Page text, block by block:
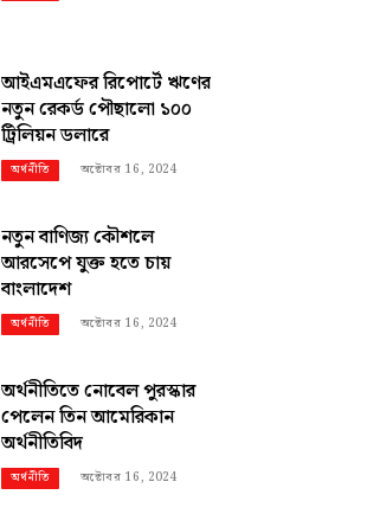
আইএমএফের রিপোর্টে ঋণের
নতুন রেকর্ড পৌছালো ১০০
ট্রিলিয়ন ডলারে
অর্থনীতি অক্টোবর 16, 2024
নতুন বাণিজ্য কৌশলে
আরসেপে যুক্ত হতে চায়
বাংলাদেশ
অর্থনীতি অক্টোবর 16, 2024
অর্থনীতিতে নোবেল পুরস্কার
পেলেন তিন আমেরিকান
অর্থনীতিবিদ
অর্থনীতি অক্টোবর 16, 2024